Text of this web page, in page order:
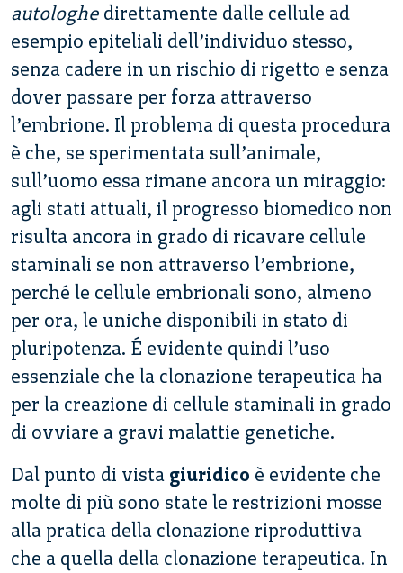
autologhe direttamente dalle cellule ad
esempio epiteliali dell’individuo stesso,
senza cadere in un rischio di rigetto e senza
dover passare per forza attraverso
l’embrione. Il problema di questa procedura
è che, se sperimentata sull’animale,
sull’uomo essa rimane ancora un miraggio:
agli stati attuali, il progresso biomedico non
risulta ancora in grado di ricavare cellule
staminali se non attraverso l’embrione,
perché le cellule embrionali sono, almeno
per ora, le uniche disponibili in stato di
pluripotenza. É evidente quindi l’uso
essenziale che la clonazione terapeutica ha
per la creazione di cellule staminali in grado
di ovviare a gravi malattie genetiche.
Dal punto di vista giuridico è evidente che
molte di più sono state le restrizioni mosse
alla pratica della clonazione riproduttiva
che a quella della clonazione terapeutica. In